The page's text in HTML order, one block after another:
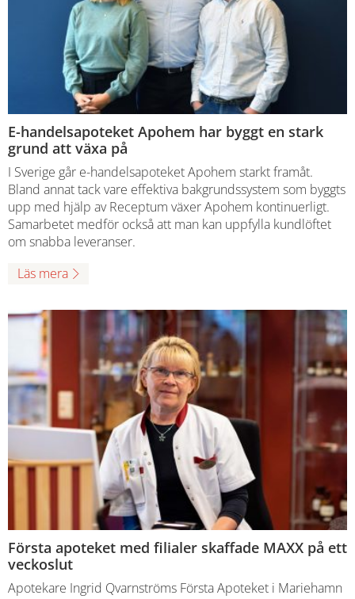
E-handelsapoteket Apohem har byggt en stark
grund att växa på
I Sverige går e-handelsapoteket Apohem starkt framåt.
Bland annat tack vare effektiva bakgrundssystem som byggts
upp med hjälp av Receptum växer Apohem kontinuerligt.
Samarbetet medför också att man kan uppfylla kundlöftet
om snabba leveranser.
Läs mera
Första apoteket med filialer skaffade MAXX på ett
veckoslut
Apotekare Ingrid Qvarnströms Första Apoteket i Mariehamn